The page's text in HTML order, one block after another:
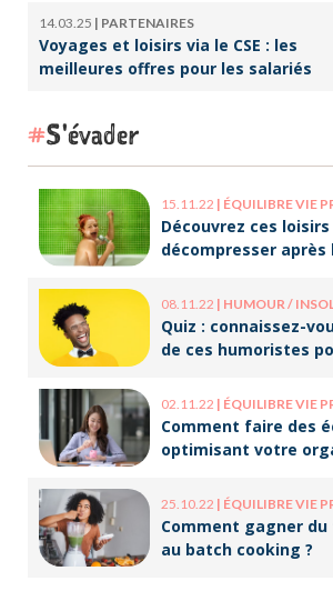
14.03.25 | PARTENAIRES
Voyages et loisirs via le CSE : les
meilleures offres pour les salariés
S'évader
15.11.22 | ÉQUILIBRE VIE
Découvrez ces
décompresser
08.11.22 | HUMOUR /
Quiz : connaissez-
de ces humoristes
02.11.22 | ÉQUILIBRE VIE
Comment faire des
optimisant votre
25.10.22 | ÉQUILIBRE VIE
Comment gagner
au batch cooking ?